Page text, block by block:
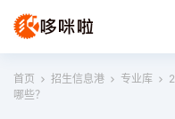
首页
招生信息港 专业库
哪些？